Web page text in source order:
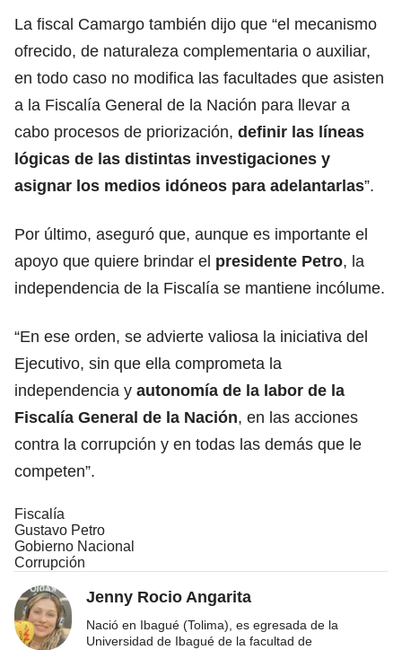
La fiscal Camargo también dijo que “el mecanismo
ofrecido, de naturaleza complementaria o auxiliar,
en todo caso no modifica las facultades que asisten
a la Fiscalía General de la Nación para llevar a
cabo procesos de priorización, definir las líneas
lógicas de las distintas investigaciones y
asignar los medios idóneos para adelantarlas”.
Por último, aseguró que, aunque es importante el
apoyo que quiere brindar el presidente Petro, la
independencia de la Fiscalía se mantiene incólume.
“En ese orden, se advierte valiosa la iniciativa del
Ejecutivo, sin que ella comprometa la
independencia y autonomía de la labor de la
Fiscalía General de la Nación, en las acciones
contra la corrupción y en todas las demás que le
competen”.
Fiscalía
Gustavo Petro
Gobierno Nacional
Corrupción
Jenny Rocio Angarita
Nació en Ibagué (Tolima), es egresada de la
Universidad de Ibagué de la facultad de